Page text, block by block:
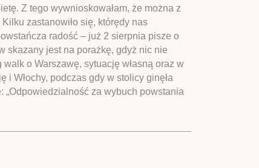
Z tego wywnioskowałam, że można z
zastanowiło się, którędy nas
radość – już 2 sierpnia pisze o
skazany jest na porażkę, gdyż nic nie
o Warszawę, sytuację własną oraz w
Włochy, podczas gdy w stolicy ginęła
„Odpowiedzialność za wybuch powstania